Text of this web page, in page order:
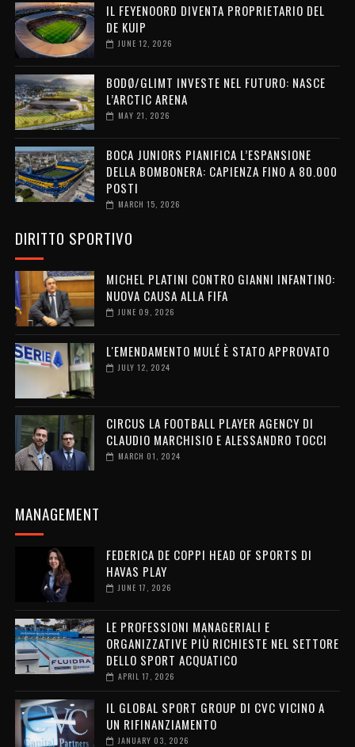
IL FEYENOORD DIVENTA PROPRIETARIO DEL
DE KUIP
JUNE 12, 2026
BODØ/GLIMT INVESTE NEL FUTURO: NASCE
L’ARCTIC ARENA
MAY 21, 2026
BOCA JUNIORS PIANIFICA L’ESPANSIONE
DELLA BOMBONERA: CAPIENZA FINO A 80.000
POSTI
MARCH 15, 2026
DIRITTO SPORTIVO
MICHEL PLATINI CONTRO GIANNI INFANTINO:
NUOVA CAUSA ALLA FIFA
JUNE 09, 2026
L'EMENDAMENTO MULÉ È STATO APPROVATO
JULY 12, 2024
CIRCUS LA FOOTBALL PLAYER AGENCY DI
CLAUDIO MARCHISIO E ALESSANDRO TOCCI
MARCH 01, 2024
MANAGEMENT
FEDERICA DE COPPI HEAD OF SPORTS DI
HAVAS PLAY
JUNE 17, 2026
LE PROFESSIONI MANAGERIALI E
ORGANIZZATIVE PIÙ RICHIESTE NEL SETTORE
DELLO SPORT ACQUATICO
APRIL 17, 2026
IL GLOBAL SPORT GROUP DI CVC VICINO A
UN RIFINANZIAMENTO
JANUARY 03, 2026